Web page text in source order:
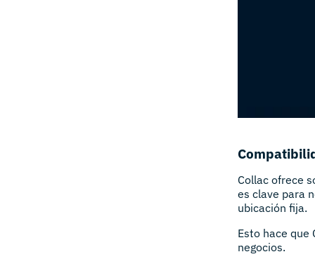
Collac ofrece
es clave para
ubicación fija.
Esto hace que
negocios.